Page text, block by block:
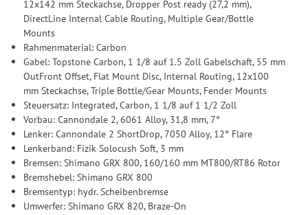
12x142 mm Steckachse, Dropper Post ready (27,2 mm),
DirectLine Internal Cable Routing, Multiple Gear/Bottle
Mounts
Rahmenmaterial: Carbon
Gabel: Topstone Carbon, 1 1/8 auf 1.5 Zoll Gabelschaft, 55 mm
OutFront Offset, Flat Mount Disc, Internal Routing, 12x100
mm Steckachse, Triple Bottle/Gear Mounts, Fender Mounts
Steuersatz: Integrated, Carbon, 1 1/8 auf 1 1/2 Zoll
Vorbau: Cannondale 2, 6061 Alloy, 31,8 mm, 7°
Lenker: Cannondale 2 ShortDrop, 7050 Alloy, 12° Flare
Lenkerband: Fizik Solocush Soft, 3 mm
Bremsen: Shimano GRX 800, 160/160 mm MT800/RT86 Rotor
Bremshebel: Shimano GRX 800
Bremsentyp: hydr. Scheibenbremse
Umwerfer: Shimano GRX 820, Braze-On